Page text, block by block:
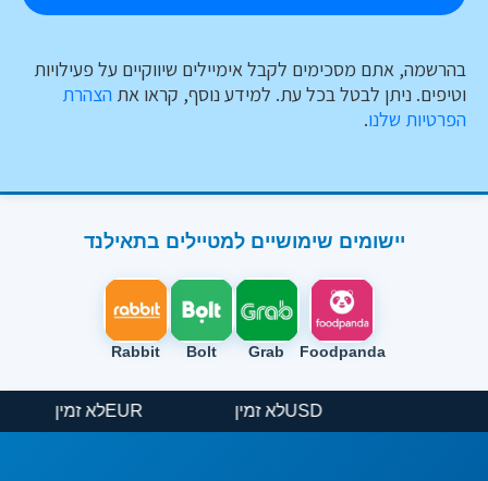
בהרשמה, אתם מסכימים לקבל אימיילים שיווקיים על פעילויות
וטיפים. ניתן לבטל בכל עת. למידע נוסף, קראו את הצהרת
הפרטיות שלנו.
יישומים שימושיים למטיילים בתאילנד
Foodpanda
Grab
Bolt
Rabbit
USDלא זמין EURלא זמין